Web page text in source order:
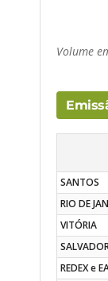
Volume
SANTOS
RIO DE
VITÓRIA
REDEX e